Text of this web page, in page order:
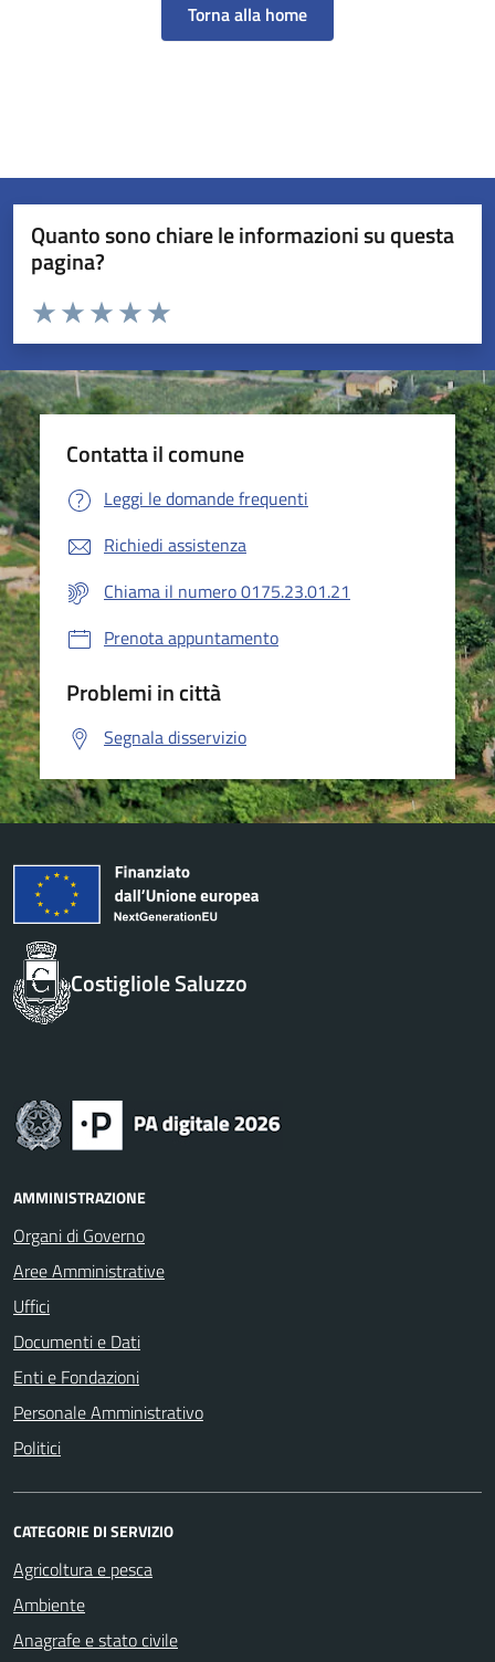
Torna alla home
Quanto sono chiare le informazioni su questa
pagina?
Valuta da 1 a 5 stelle la pagina
Valuta 5 stelle su 5
Valuta 4 stelle su 5
Valuta 3 stelle su 5
Valuta 2 stelle su 5
Valuta 1 stelle su 5
Contatta il comune
Leggi le domande frequenti
Richiedi assistenza
Chiama il numero 0175.23.01.21
Prenota appuntamento
Problemi in città
Segnala disservizio
Costigliole Saluzzo
AMMINISTRAZIONE
Organi di Governo
Aree Amministrative
Uffici
Documenti e Dati
Enti e Fondazioni
Personale Amministrativo
Politici
CATEGORIE DI SERVIZIO
Agricoltura e pesca
Ambiente
Anagrafe e stato civile